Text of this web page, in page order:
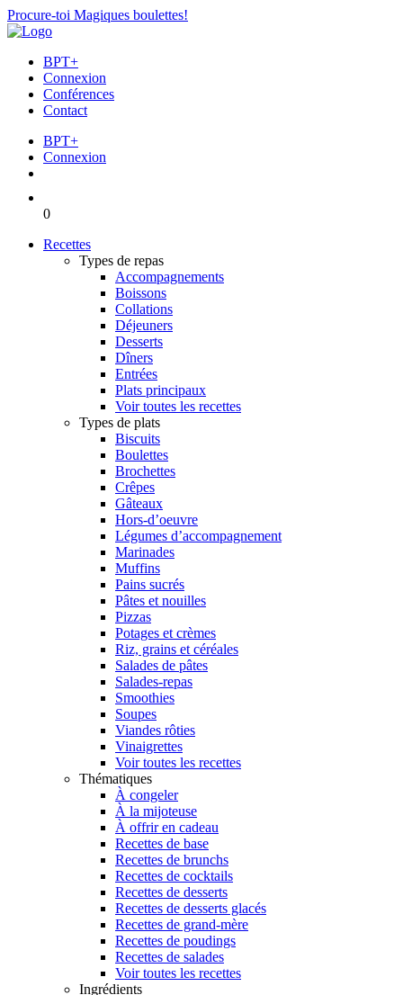
Procure-toi Magiques boulettes!
BPT+
Connexion
Conférences
Contact
BPT+
Connexion
0
Recettes
Types de repas
Accompagnements
Boissons
Collations
Déjeuners
Desserts
Dîners
Entrées
Plats principaux
Voir toutes les recettes
Types de plats
Biscuits
Boulettes
Brochettes
Crêpes
Gâteaux
Hors-d’oeuvre
Légumes d’accompagnement
Marinades
Muffins
Pains sucrés
Pâtes et nouilles
Pizzas
Potages et crèmes
Riz, grains et céréales
Salades de pâtes
Salades-repas
Smoothies
Soupes
Viandes rôties
Vinaigrettes
Voir toutes les recettes
Thématiques
À congeler
À la mijoteuse
À offrir en cadeau
Recettes de base
Recettes de brunchs
Recettes de cocktails
Recettes de desserts
Recettes de desserts glacés
Recettes de grand-mère
Recettes de poudings
Recettes de salades
Voir toutes les recettes
Ingrédients